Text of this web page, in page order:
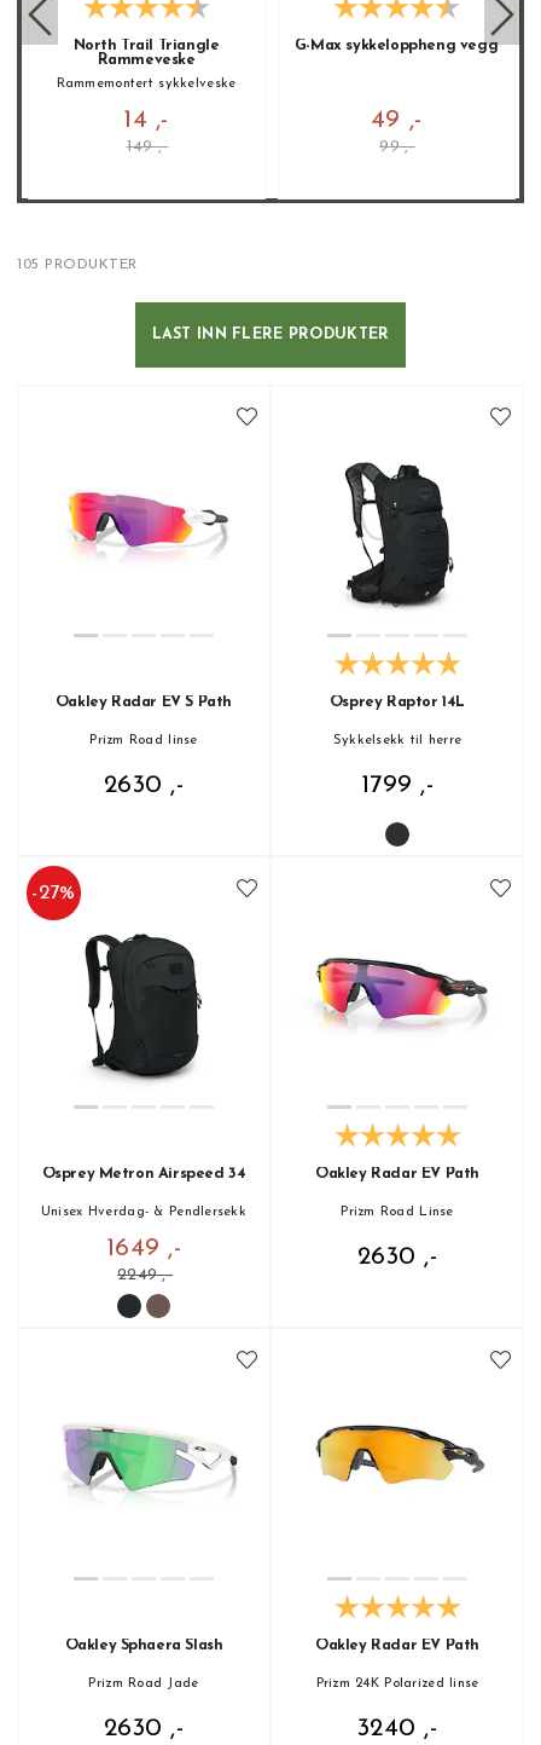
North Trail Triangle
Rammeveske
Rammemontert sykkelveske
14 ,-
149 ,-
G-Max sykkeloppheng vegg
49 ,-
99 ,-
105 PRODUKTER
LAST INN FLERE PRODUKTER
Oakley Radar EV S Path
Prizm Road linse
2630 ,-
Osprey Raptor 14L
Sykkelsekk til herre
1799 ,-
-27%
Osprey Metron Airspeed 34
Unisex Hverdag- & Pendlersekk
1649 ,-
2249 ,-
Oakley Radar EV Path
Prizm Road Linse
2630 ,-
Oakley Sphaera Slash
Prizm Road Jade
2630 ,-
Oakley Radar EV Path
Prizm 24K Polarized linse
3240 ,-